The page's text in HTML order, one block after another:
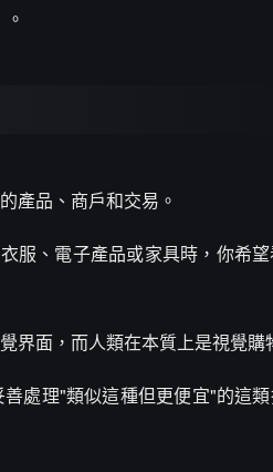
產品、商戶和交易。
服、電子產品或家具時，你希
界面，而人類在本質上是視覺購
處理"類似這種但更便宜"的這類